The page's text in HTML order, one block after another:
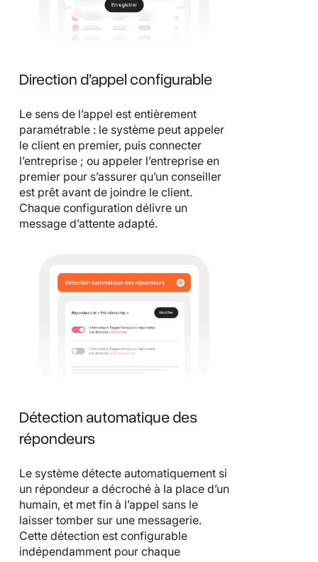
Direction d’appel configurable
Le sens de l’appel est entièrement
paramétrable : le système peut appeler
le client en premier, puis connecter
l’entreprise ; ou appeler l’entreprise en
premier pour s’assurer qu’un conseiller
est prêt avant de joindre le client.
Chaque configuration délivre un
message d’attente adapté.
Détection automatique des
répondeurs
Le système détecte automatiquement si
un répondeur a décroché à la place d’un
humain, et met fin à l’appel sans le
laisser tomber sur une messagerie.
Cette détection est configurable
indépendamment pour chaque